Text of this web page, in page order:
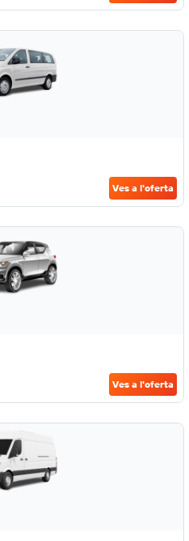
Ves a l'oferta
Ves a l'oferta